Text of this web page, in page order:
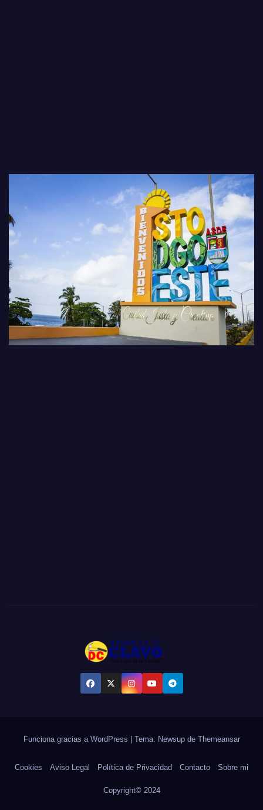
Funciona gracias a WordPress | Tema: Newsupde Themeansar
Cookies Aviso Legal Política de Privacidad Contacto Sobre mi
Copyright© 2024